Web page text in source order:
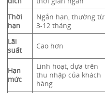
Thời
hạn
Ngắn hạn, thường từ
3-12 tháng
Lãi
suất
Cao hơn
Hạn
mức
Linh hoạt, dựa trên
thu nhập của khách
hàng